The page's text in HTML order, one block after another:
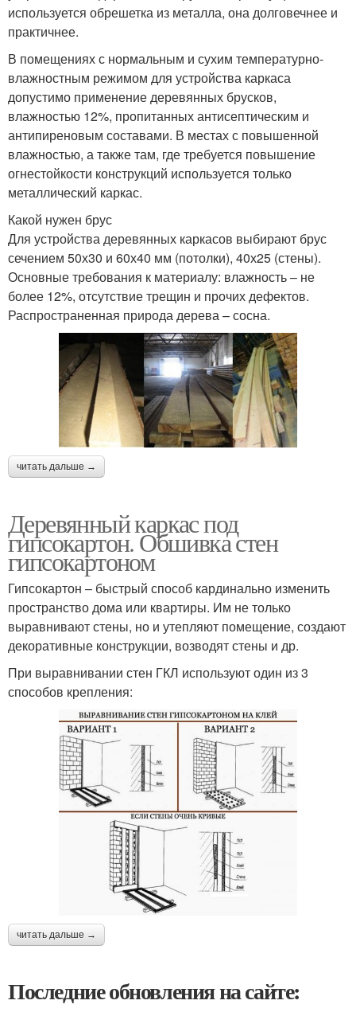
используется обрешетка из металла, она долговечнее и
практичнее.
В помещениях с нормальным и сухим температурно-
влажностным режимом для устройства каркаса
допустимо применение деревянных брусков,
влажностью 12%, пропитанных антисептическим и
антипиреновым составами. В местах с повышенной
влажностью, а также там, где требуется повышение
огнестойкости конструкций используется только
металлический каркас.
Какой нужен брус
Для устройства деревянных каркасов выбирают брус
сечением 50х30 и 60х40 мм (потолки), 40х25 (стены).
Основные требования к материалу: влажность – не
более 12%, отсутствие трещин и прочих дефектов.
Распространенная природа дерева – сосна.
читать дальше →
Деревянный каркас под
гипсокартон. Обшивка стен
гипсокартоном
Гипсокартон – быстрый способ кардинально изменить
пространство дома или квартиры. Им не только
выравнивают стены, но и утепляют помещение, создают
декоративные конструкции, возводят стены и др.
При выравнивании стен ГКЛ используют один из 3
способов крепления:
читать дальше →
Последние обновления на сайте: